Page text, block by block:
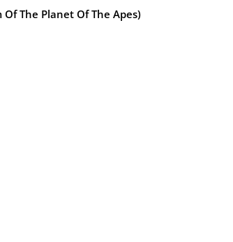
The Planet Of The Apes)